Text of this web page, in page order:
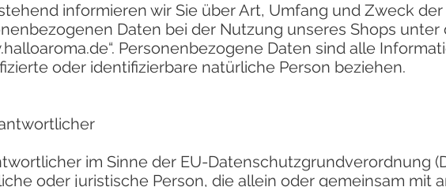
informieren wir Sie über Art, Umfang und Zweck
Daten bei der Nutzung unseres Shops unter
“. Personenbezogene Daten sind alle
oder identifizierbare natürliche Person beziehen.
im Sinne der EU-Datenschutzgrundverordnung
oder juristische Person, die allein oder gemeinsam mit